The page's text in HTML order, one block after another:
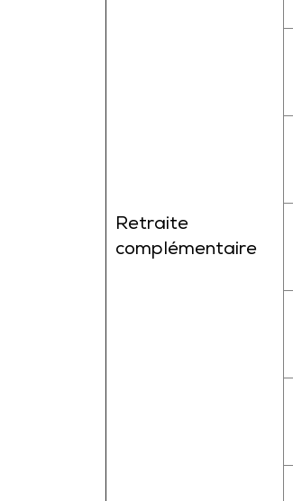
Retraite
complémentaire